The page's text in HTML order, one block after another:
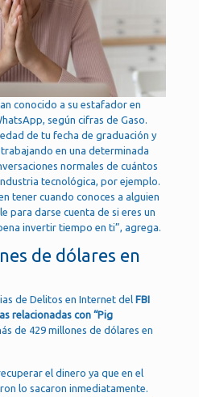
conocido a su estafador en
según cifras de Gaso.
de tu fecha de graduación y
en una determinada
normales de cuántos
tecnológica, por ejemplo.
tener cuando conoces a alguien
para darse cuenta de si eres un
invertir tiempo en ti”, agrega.
de dólares en
de Delitos en Internet del FBI
relacionadas con “Pig
de 429 millones de dólares en
el dinero ya que en el
lo sacaron inmediatamente.